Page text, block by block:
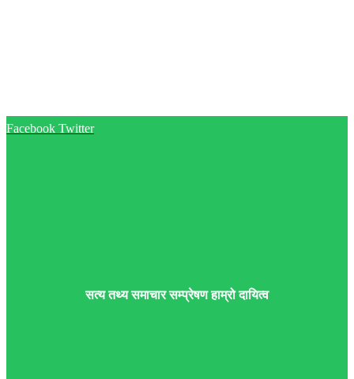
Facebook Twitter
सत्य तथ्य समाचार सम्प्रेषण हाम्रो दायित्व